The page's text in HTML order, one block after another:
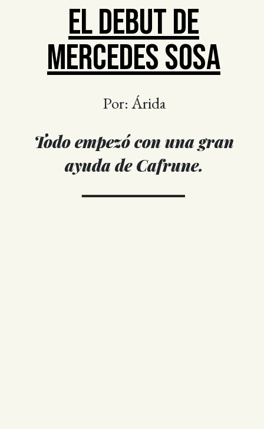
EL DEBUT DE
MERCEDES SOSA
Por: Árida
Todo empezó con una gran
ayuda de Cafrune.